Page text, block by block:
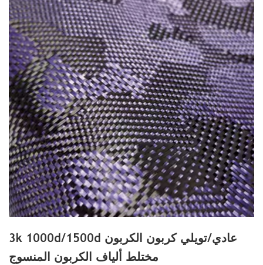
3k 1000d/1500d عادي/تويلي كربون الكربون
مختلط ألياف الكربون المنسوج